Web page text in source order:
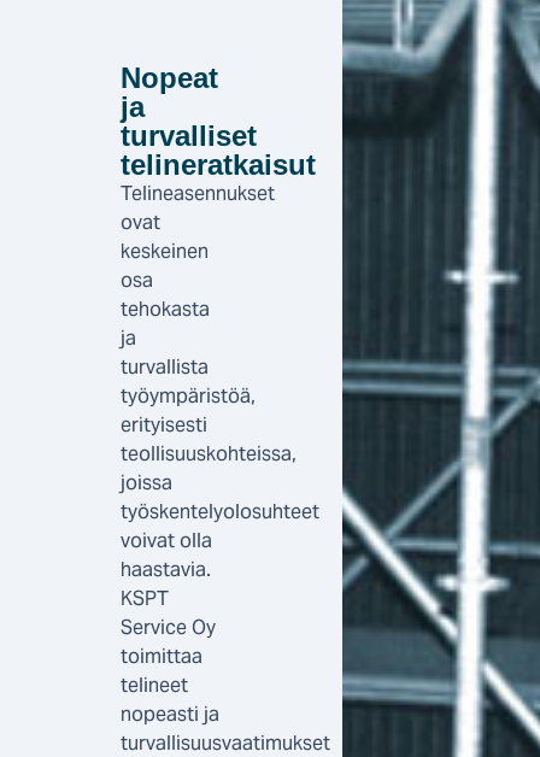
Nopeat
ja
turvalliset
telineratkaisut
Telineasennukset
ovat
keskeinen
osa
tehokasta
ja
turvallista
työympäristöä,
erityisesti
teollisuuskohteissa,
joissa
työskentelyolosuhteet
voivat olla
haastavia.
KSPT
Service Oy
toimittaa
telineet
nopeasti ja
turvallisuusvaatimukset